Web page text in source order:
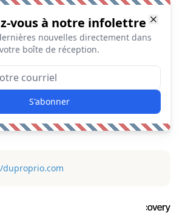
vous à notre infolettre
nouvelles directement dans
votre boîte de réception.
S'abonner
duproprio.com